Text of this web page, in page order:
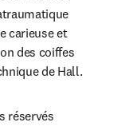
carieuse et
des coiffes
de Hall.
réservés